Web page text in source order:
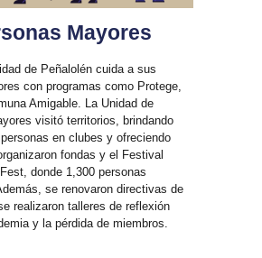
Mayores
de Peñalolén cuida a sus
con programas como Protege,
Amigable. La Unidad de
visitó territorios, brindando
en clubes y ofreciendo
fondas y el Festival
donde 1,300 personas
se renovaron directivas de
realizaron talleres de reflexión
y la pérdida de miembros.